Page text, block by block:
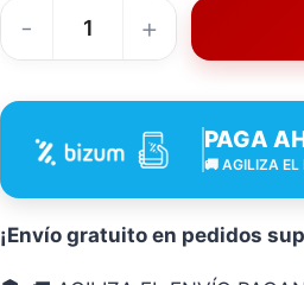
SILLA
Compact
NEGRO
mobiliario
camping
aluminio
PAGA
🚚 AGILIZA EL
¡Envío gratuito en pedidos